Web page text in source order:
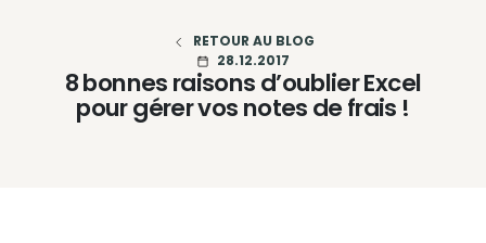
RETOUR AU BLOG
28.12.2017
8 bonnes raisons d’oublier Excel
pour gérer vos notes de frais !